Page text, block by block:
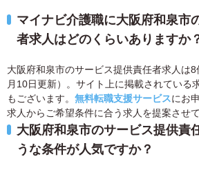
マイナビ介護職に大阪府和泉市
者求人はどのくらいありますか
大阪府和泉市のサービス提供責任者求人は
月10日更新）。サイト上に掲載されている
もございます。 無料転職支援サービスにお
求人からご希望条件に合う求人を提案させ
大阪府和泉市のサービス提供責
うな条件が人気ですか？